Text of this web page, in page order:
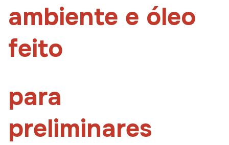
ambiente e óleo
feito
para
preliminares